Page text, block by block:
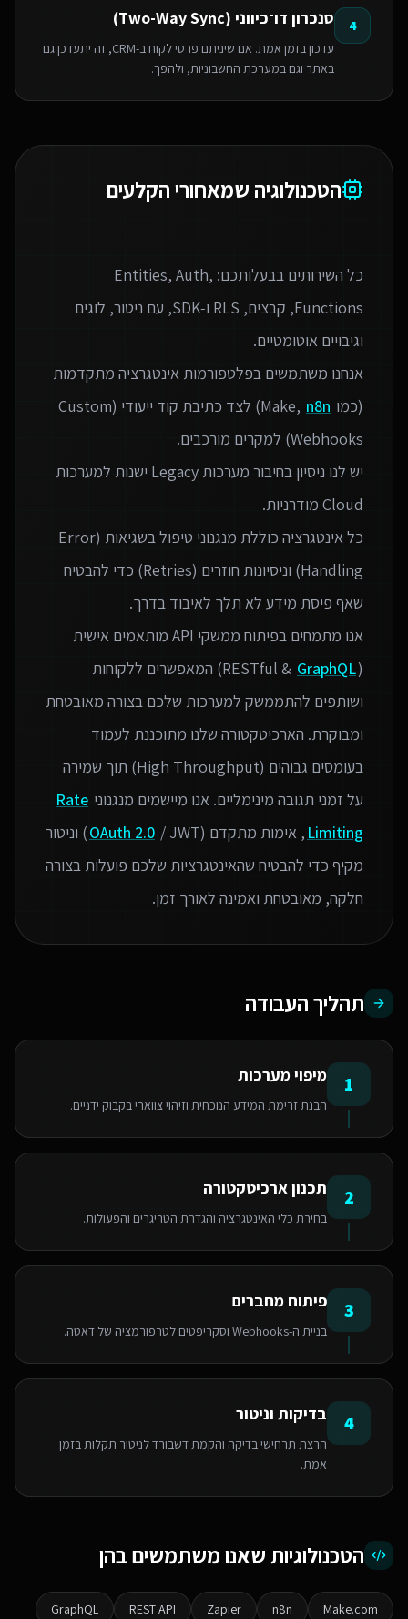
4 סנכרון דו־כיווני (Two-Way Sync)
עדכון בזמן אמת. אם שיניתם פרטי לקוח ב-CRM, זה יתעדכן גם
באתר וגם במערכת החשבוניות, ולהפך.
הטכנולוגיה שמאחורי הקלעים
כל השירותים בבעלותכם: Entities, Auth,
Functions, קבצים, RLS ו‑SDK, עם ניטור, לוגים
אנחנו משתמשים בפלטפורמות אינטגרציה מתקדמות
(כמו Make, n8n
) לצד כתיבת קוד ייעודי (Custom
יש לנו ניסיון בחיבור מערכות Legacy ישנות למערכות
כל אינטגרציה כוללת מנגנוני טיפול בשגיאות (Error
Handling) וניסיונות חוזרים (Retries) כדי להבטיח
אנו מתמחים בפיתוח ממשקי API מותאמים אישית
(RESTful &
GraphQL
) המאפשרים ללקוחות
ושותפים להתממשק למערכות שלכם בצורה מאובטחת
ומבוקרת. הארכיטקטורה שלנו מתוכננת לעמוד
בעומסים גבוהים (High Throughput) תוך שמירה
על זמני תגובה מינימליים. אנו מיישמים מנגנוני Rate
Limiting , אימות מתקדם ( OAuth 2.0/ JWT) וניטור
מקיף כדי להבטיח שהאינטגרציות שלכם פועלות בצורה
חלקה, מאובטחת ואמינה לאורך זמן.
תהליך העבודה
1 מיפוי מערכות
הבנת זרימת המידע הנוכחית וזיהוי צווארי בקבוק ידניים.
2 תכנון ארכיטקטורה
בחירת כלי האינטגרציה והגדרת הטריגרים והפעולות.
3 פיתוח מחברים
בניית ה-Webhooks וסקריפטים לטרפורמציה של דאטה.
4 בדיקות וניטור
הרצת תרחישי בדיקה והקמת דשבורד לניטור תקלות בזמן
אמת.
הטכנולוגיות שאנו משתמשים בהן
Make.com
n8n
Zapier
REST API
GraphQL